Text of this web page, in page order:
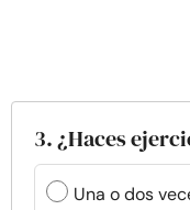
3. ¿Haces
Una o dos